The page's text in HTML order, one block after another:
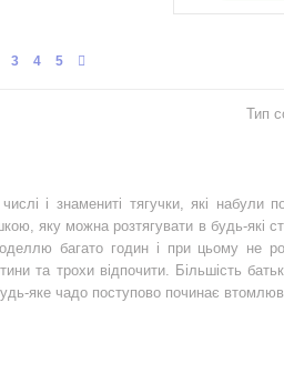
3 4 5
Тип
і знамениті тягучки, які набули
яку можна розтягувати в будь-які
багато годин і при цьому не
та трохи відпочити. Більшість
яке чадо поступово починає